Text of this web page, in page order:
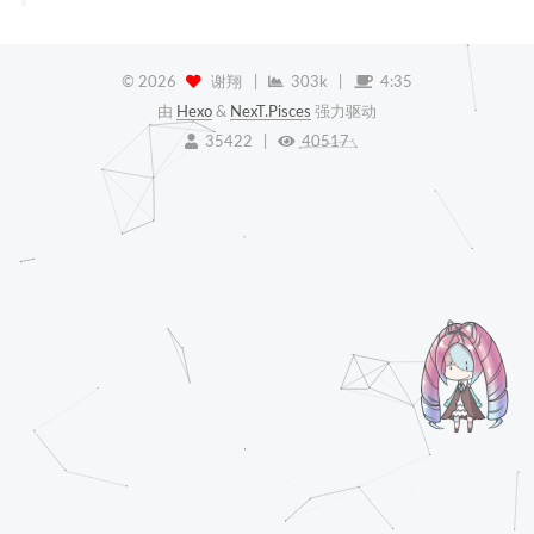
© 2026 谢翔 303k 4:35
由 Hexo & NexT.Pisces 强力驱动
35422 40517